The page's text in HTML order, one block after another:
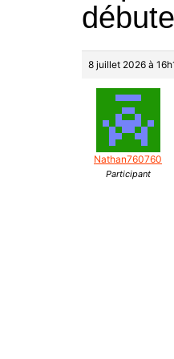
8 juillet 2026 à
Nathan760760
Participant